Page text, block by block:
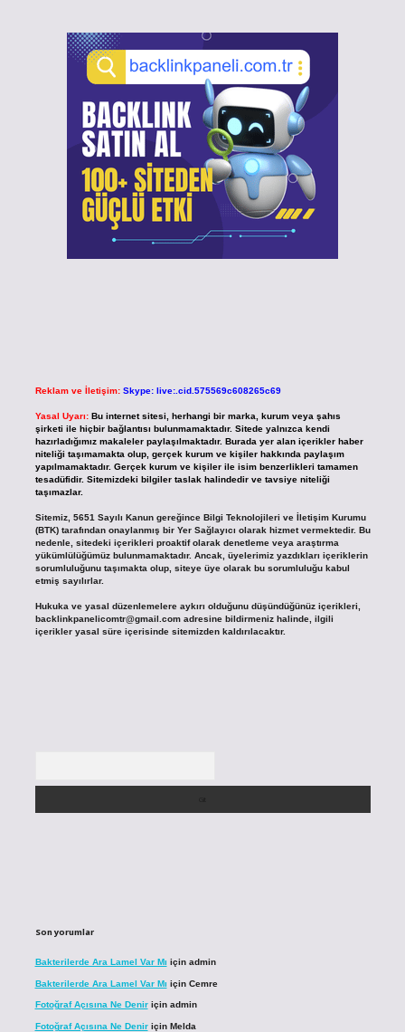
Reklam ve İletişim: Skype: live:.cid.575569c608265c69
Yasal Uyarı: Bu internet sitesi, herhangi bir marka, kurum veya şahıs
şirketi ile hiçbir bağlantısı bulunmamaktadır. Sitede yalnızca kendi
hazırladığımız makaleler paylaşılmaktadır. Burada yer alan içerikler haber
niteliği taşımamakta olup, gerçek kurum ve kişiler hakkında paylaşım
yapılmamaktadır. Gerçek kurum ve kişiler ile isim benzerlikleri tamamen
tesadüfidir. Sitemizdeki bilgiler taslak halindedir ve tavsiye niteliği
taşımazlar.
Sitemiz, 5651 Sayılı Kanun gereğince Bilgi Teknolojileri ve İletişim Kurumu
(BTK) tarafından onaylanmış bir Yer Sağlayıcı olarak hizmet vermektedir. Bu
nedenle, sitedeki içerikleri proaktif olarak denetleme veya araştırma
yükümlülüğümüz bulunmamaktadır. Ancak, üyelerimiz yazdıkları içeriklerin
sorumluluğunu taşımakta olup, siteye üye olarak bu sorumluluğu kabul
etmiş sayılırlar.
Hukuka ve yasal düzenlemelere aykırı olduğunu düşündüğünüz içerikleri,
backlinkpanelicomtr@gmail.comadresine bildirmeniz halinde, ilgili
içerikler yasal süre içerisinde sitemizden kaldırılacaktır.
Son yorumlar
Bakterilerde Ara Lamel Var Mı için admin
Bakterilerde Ara Lamel Var Mı için Cemre
Fotoğraf Açısına Ne Deniriçin admin
Fotoğraf Açısına Ne Deniriçin Melda